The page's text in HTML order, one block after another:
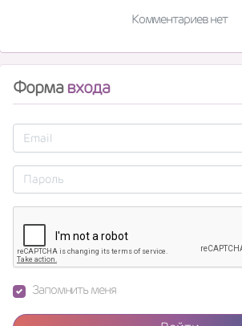
Комментариев нет
Формавхода
Запомнить меня